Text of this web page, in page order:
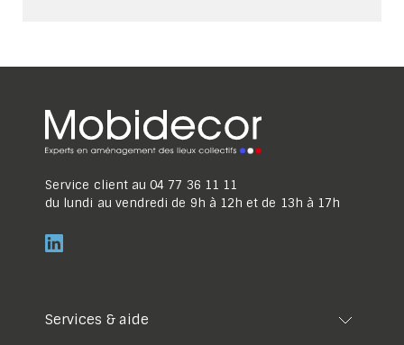
Service client au 04 77 36 11 11
du lundi au vendredi de 9h à 12h et de 13h à 17h
Services & aide